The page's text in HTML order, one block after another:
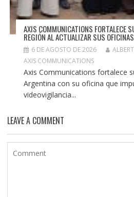
AXIS COMMUNICATIONS FORTALECE
REGIÓN AL ACTUALIZAR SUS
6 DE AGOSTO DE 2026
AXIS COMMUNICATIONS
Axis Communications fortalece
Argentina con su oficina que
videovigilancia...
LEAVE A COMMENT